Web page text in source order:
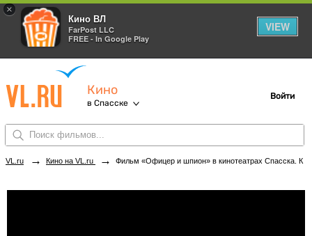
×
Кино ВЛ
FarPost LLC
FREE - In Google Play
VIEW
Кино
в Спасске
Войти
VL.ru → Кино на VL.ru → Фильм «Офицер и шпион» в кинотеатрах Спасска. Купить билеты!